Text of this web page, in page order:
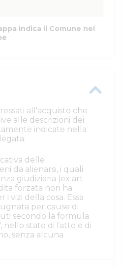
indica il Comune nel
all'acquisto che
alle descrizioni dei
indicate nella
delle
da alienarsi, i quali
giudiziaria (ex art.
forzata non ha
i vizi della cosa. Essa
per cause di
secondo la formula
nello stato di fatto e di
senza alcuna